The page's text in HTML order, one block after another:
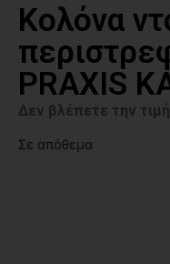
Κολόνα
PRAXIS
Δεν βλέπετε την
Σε απόθεμα